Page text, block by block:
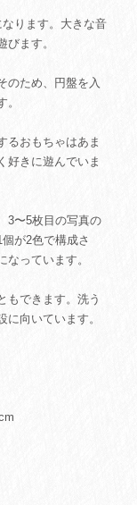
ります。大きな音
ます。
のため、円盤を入
るおもちゃはあま
好きに遊んでいま
3〜5枚目の写真の
が2色で構成さ
っています。
もできます。洗う
向いています。